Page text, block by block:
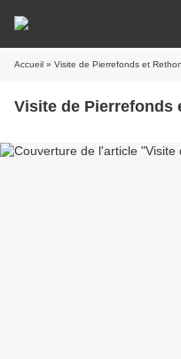
Accueil » Visite de Pierrefonds et
Visite de Pierrefonds